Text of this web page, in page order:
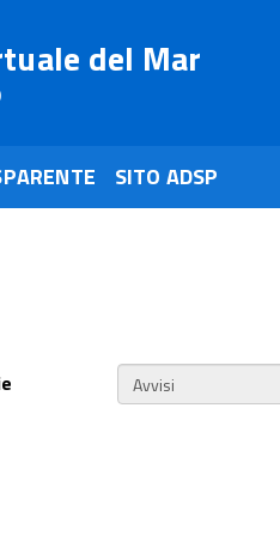
del Mar
SITO ADSP